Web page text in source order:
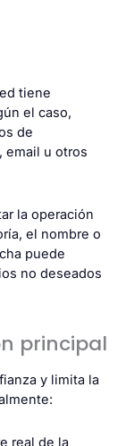
tiene
el caso,
de
email u otros
la operación
el nombre o
puede
no deseados
principal
y limita la
real de la